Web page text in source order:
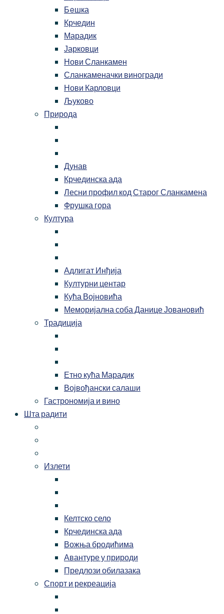
Бeшка
Крчедин
Марадик
Јарковци
Нови Сланкамен
Сланкаменачки виногради
Нови Карловци
Љуково
Природа
Дунав
Крчединска ада
Лесни профил код Старог Сланкамена
Фрушка гора
Култура
Адлигат Инђија
Културни центар
Кућа Војновића
Меморијална соба Данице Јовановић
Традиција
Етно кућа Марадик
Војвођански салаши
Гастрономија и вино
Шта радити
Излети
Келтско село
Крчединска ада
Вожња бродићима
Авантуре у природи
Предлози обилазака
Спорт и рекреација